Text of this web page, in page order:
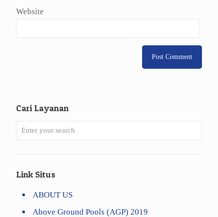
Website
Cari Layanan
Link Situs
ABOUT US
Above Ground Pools (AGP) 2019